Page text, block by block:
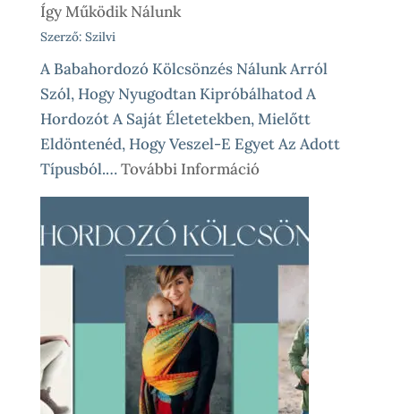
Így Működik Nálunk
Szerző: Szilvi
A Babahordozó Kölcsönzés Nálunk Arról
Szól, Hogy Nyugodtan Kipróbálhatod A
Hordozót A Saját Életetekben, Mielőtt
Eldöntenéd, Hogy Veszel-E Egyet Az Adott
Típusból.…További Információ:
Babahordozó
Kölcsönzés
Lépésről
Lépésre
Így
Működik
Nálunk